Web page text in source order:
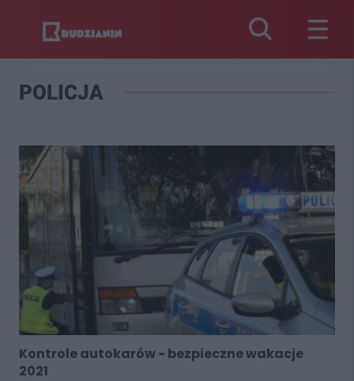
POLICJA
Kontrole autokarów - bezpieczne wakacje
2021